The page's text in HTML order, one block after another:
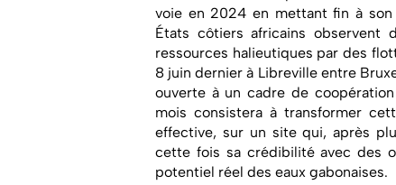
voie en 2024 en mettant fin à
États côtiers africains observent
ressources halieutiques par des
8 juin dernier à Libreville entre
ouverte à un cadre de
mois consistera à transformer
effective, sur un site qui, après
cette fois sa crédibilité avec des
potentiel réel des eaux gabonaises.